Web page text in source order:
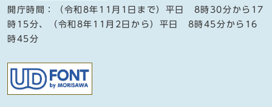
開庁時間：（令和8年11月1日まで）平日 8時30分から17
時15分、（令和8年11月2日から）平日 8時45分から16
時45分